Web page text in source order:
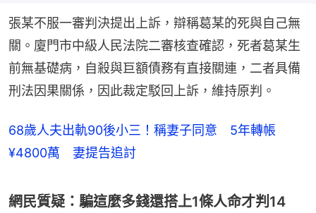
張某不服一審判決提出上訴，辯稱葛某的死與自己無
關。廈門市中級人民法院二審核查確認，死者葛某生
前無基礎病，自殺與巨額債務有直接關連，二者具備
刑法因果關係，因此裁定駁回上訴，維持原判。
68歲人夫出軌90後小三！稱妻子同意 5年轉帳
¥4800萬 妻提告追討
網民質疑：騙這麼多錢還搭上1條人命才判14